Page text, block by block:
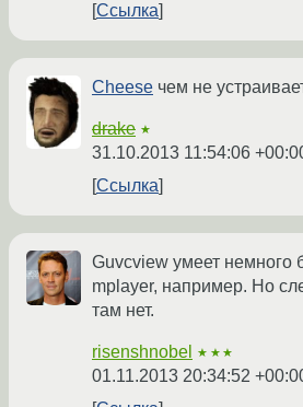
Ссылка
Cheese чем не
drake ★
31.10.2013 11:54:06
Ссылка
Guvcview умеет немного
mplayer, например. Но
там нет.
risenshnobel ★★★
01.11.2013 20:34:52